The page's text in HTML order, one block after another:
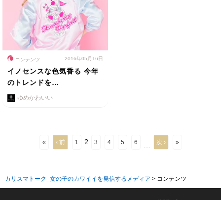
コンテンツ 2016年05月16日
イノセンスな色気香る 今年
のトレンドを…
ゆめかわいい
« ‹ 前 1 2 3 4 5 6 次 › »
カリスマトーク_女の子のカワイイを発信するメディア > コンテンツ